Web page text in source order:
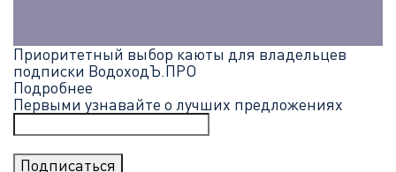
Приоритетный выбор каюты для владельцев
подписки ВодоходЪ.ПРО
Подробнее
Первыми узнавайте о лучших предложениях